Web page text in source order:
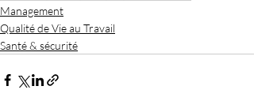
Management
Qualité de Vie au Travail
Santé & sécurité